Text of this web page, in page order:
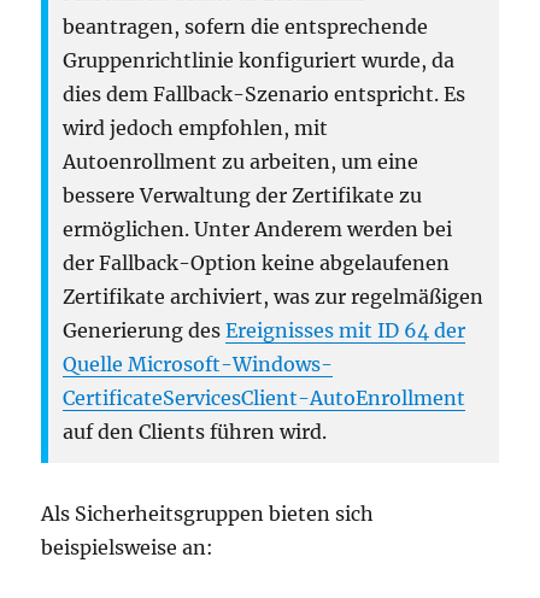
beantragen, sofern die entsprechende
Gruppenrichtlinie konfiguriert wurde, da
dies dem Fallback-Szenario entspricht. Es
wird jedoch empfohlen, mit
Autoenrollment zu arbeiten, um eine
bessere Verwaltung der Zertifikate zu
ermöglichen. Unter Anderem werden bei
der Fallback-Option keine abgelaufenen
Zertifikate archiviert, was zur regelmäßigen
Generierung desEreignisses mit ID 64 der
Quelle Microsoft-Windows-
CertificateServicesClient-AutoEnrollment
auf den Clients führen wird.
Als Sicherheitsgruppen bieten sich
beispielsweise an: